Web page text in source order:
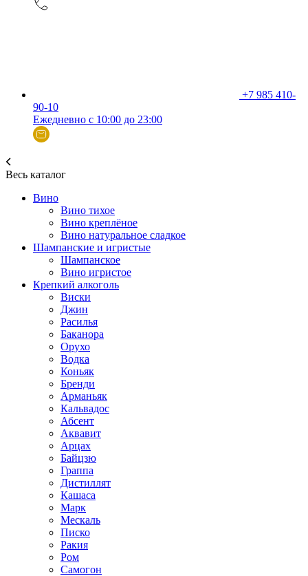
+7 985 410-
90-10
Ежедневно с 10:00 до 23:00
Весь каталог
Вино
Вино тихое
Вино креплёное
Вино натуральное сладкое
Шампанские и игристые
Шампанское
Вино игристое
Крепкий алкоголь
Виски
Джин
Расилья
Баканора
Орухо
Водка
Коньяк
Бренди
Арманьяк
Кальвадос
Абсент
Аквавит
Арцах
Байцзю
Граппа
Дистиллят
Кашаса
Марк
Мескаль
Писко
Ракия
Ром
Самогон